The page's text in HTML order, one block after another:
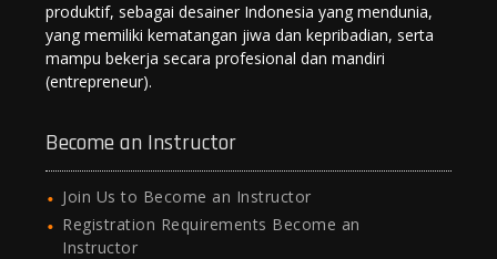
produktif, sebagai desainer Indonesia yang mendunia,
yang memiliki kematangan jiwa dan kepribadian, serta
mampu bekerja secara profesional dan mandiri
(entrepreneur).
Become an Instructor
Join Us to Become an Instructor
Registration Requirements Become an
Instructor